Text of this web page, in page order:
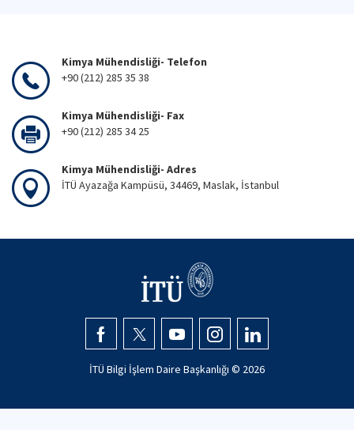
Kimya Mühendisliği- Telefon
+90 (212) 285 35 38
Kimya Mühendisliği- Fax
+90 (212) 285 34 25
Kimya Mühendisliği- Adres
İTÜ Ayazağa Kampüsü, 34469, Maslak, İstanbul
İTÜ Bilgi İşlem Daire Başkanlığı © 2026